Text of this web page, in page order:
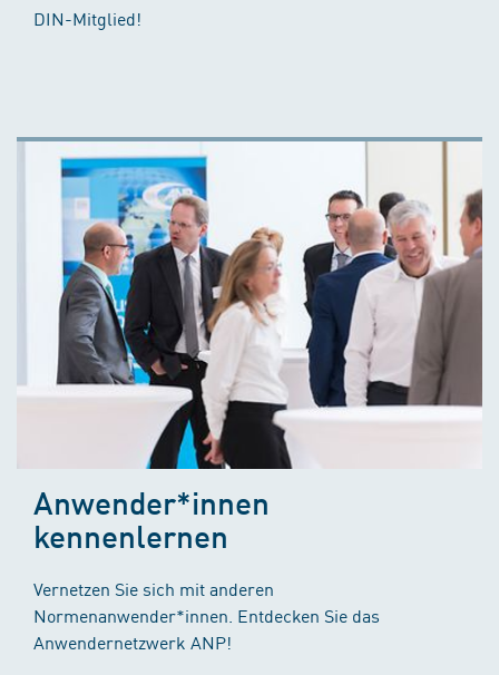
DIN-Mitglied!
Anwender*innen
kennenlernen
Vernetzen Sie sich mit anderen
Normenanwender*innen. Entdecken Sie das
Anwendernetzwerk ANP!